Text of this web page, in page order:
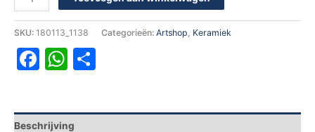
SKU: 180113_1138 Categorieën: Artshop, Keramiek
Facebook
WhatsApp
Beschrijving